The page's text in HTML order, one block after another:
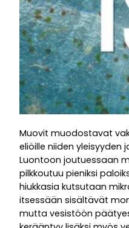
Muovit muodostavat
eliöille niiden yleisyyden
Luontoon joutuessaan
pilkkoutuu pieniksi
hiukkasia kutsutaan
itsessään sisältävät
mutta vesistöön